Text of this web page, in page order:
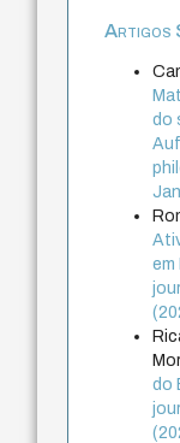
Artigos
do
em
do